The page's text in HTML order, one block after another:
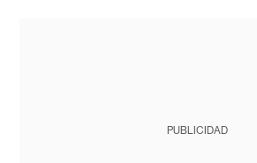
PUBLICIDAD